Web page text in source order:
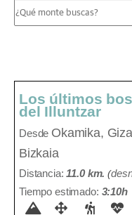
Los últimos
del Illuntzar
Desde Okamika,
Bizkaia
Distancia:11.0 km. (
Tiempo estimado: 3:10h